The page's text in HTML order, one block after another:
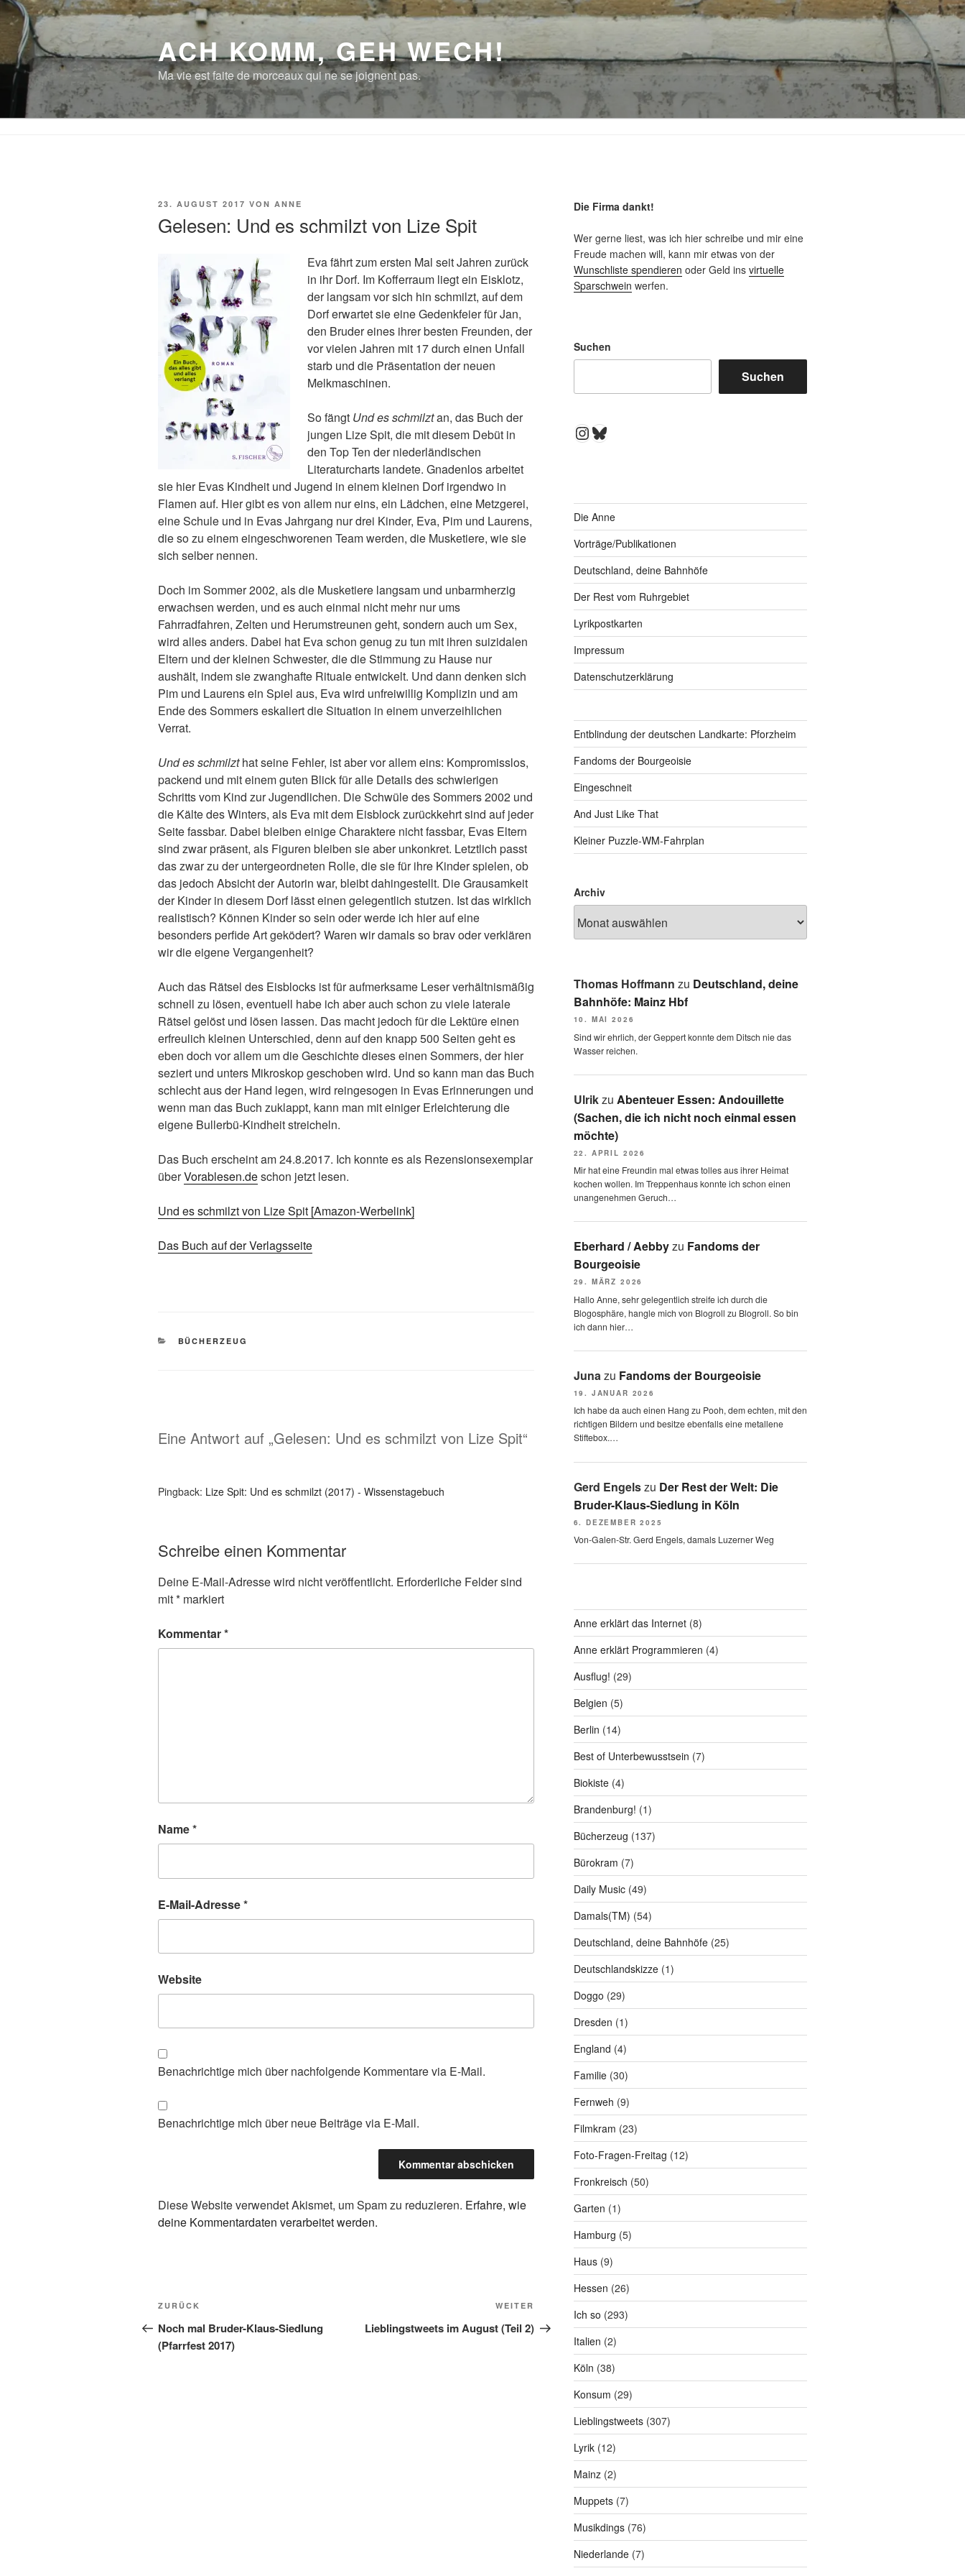
Zum
Inhalt
springen
ACH KOMM, GEH WECH!
Ma vie est faite de morceaux qui ne se joignent pas.
VERÖFFENTLICHT
23. AUGUST 2017 VON ANNE
Gelesen: Und es schmilzt von Lize Spit
Eva fährt zum ersten Mal seit Jahren zurück
in ihr Dorf. Im Kofferraum liegt ein Eisklotz,
der langsam vor sich hin schmilzt, auf dem
Dorf erwartet sie eine Gedenkfeier für Jan,
den Bruder eines ihrer besten Freunden, der
vor vielen Jahren mit 17 durch einen Unfall
starb und die Präsentation der neuen
Melkmaschinen.
So fängt Und es schmilztan, das Buch der
jungen Lize Spit, die mit diesem Debüt in
den Top Ten der niederländischen
Literaturcharts landete. Gnadenlos arbeitet
sie hier Evas Kindheit und Jugend in einem kleinen Dorf irgendwo in
Flamen auf. Hier gibt es von allem nur eins, ein Lädchen, eine Metzgerei,
eine Schule und in Evas Jahrgang nur drei Kinder, Eva, Pim und Laurens,
die so zu einem eingeschworenen Team werden, die Musketiere, wie sie
sich selber nennen.
Doch im Sommer 2002, als die Musketiere langsam und unbarmherzig
erwachsen werden, und es auch einmal nicht mehr nur ums
Fahrradfahren, Zelten und Herumstreunen geht, sondern auch um Sex,
wird alles anders. Dabei hat Eva schon genug zu tun mit ihren suizidalen
Eltern und der kleinen Schwester, die die Stimmung zu Hause nur
aushält, indem sie zwanghafte Rituale entwickelt. Und dann denken sich
Pim und Laurens ein Spiel aus, Eva wird unfreiwillig Komplizin und am
Ende des Sommers eskaliert die Situation in einem unverzeihlichen
Verrat.
Und es schmilzthat seine Fehler, ist aber vor allem eins: Kompromisslos,
packend und mit einem guten Blick für alle Details des schwierigen
Schritts vom Kind zur Jugendlichen. Die Schwüle des Sommers 2002 und
die Kälte des Winters, als Eva mit dem Eisblock zurückkehrt sind auf jeder
Seite fassbar. Dabei bleiben einige Charaktere nicht fassbar, Evas Eltern
sind zwar präsent, als Figuren bleiben sie aber unkonkret. Letztlich passt
das zwar zu der untergeordneten Rolle, die sie für ihre Kinder spielen, ob
das jedoch Absicht der Autorin war, bleibt dahingestellt. Die Grausamkeit
der Kinder in diesem Dorf lässt einen gelegentlich stutzen. Ist das wirklich
realistisch? Können Kinder so sein oder werde ich hier auf eine
besonders perfide Art geködert? Waren wir damals so brav oder verklären
wir die eigene Vergangenheit?
Auch das Rätsel des Eisblocks ist für aufmerksame Leser verhältnismäßig
schnell zu lösen, eventuell habe ich aber auch schon zu viele laterale
Rätsel gelöst und lösen lassen. Das macht jedoch für die Lektüre einen
erfreulich kleinen Unterschied, denn auf den knapp 500 Seiten geht es
eben doch vor allem um die Geschichte dieses einen Sommers, der hier
seziert und unters Mikroskop geschoben wird. Und so kann man das Buch
schlecht aus der Hand legen, wird reingesogen in Evas Erinnerungen und
wenn man das Buch zuklappt, kann man mit einiger Erleichterung die
eigene Bullerbü-Kindheit streicheln.
Das Buch erscheint am 24.8.2017. Ich konnte es als Rezensionsexemplar
überVorablesen.deschon jetzt lesen.
Und es schmilzt von Lize Spit [Amazon-Werbelink]
Das Buch auf der Verlagsseite
KATEGORIEN
BÜCHERZEUG
Eine Antwort auf „Gelesen: Und es schmilzt von Lize Spit“
Pingback: Lize Spit: Und es schmilzt (2017) - Wissenstagebuch
Schreibe einen Kommentar
Deine E-Mail-Adresse wird nicht veröffentlicht. Erforderliche Felder sind
mit* markiert
Kommentar*
Name*
E-Mail-Adresse*
Website
Benachrichtige mich über nachfolgende Kommentare via E-Mail.
Benachrichtige mich über neue Beiträge via E-Mail.
Diese Website verwendet Akismet, um Spam zu reduzieren. Erfahre, wie
deine Kommentardaten verarbeitet werden.
Beitragsnavigation
Vorheriger
Beitrag
ZURÜCK
Noch mal Bruder-Klaus-Siedlung
(Pfarrfest 2017)
Nächster
Beitrag
WEITER
Lieblingstweets im August (Teil 2)
Die Firma dankt!
Wer gerne liest, was ich hier schreibe und mir eine
Freude machen will, kann mir etwas von der
Wunschliste spendieren oder Geld ins virtuelle
Sparschwein werfen.
Suchen
Suchen
Instagram
Bluesky
Die Anne
Vorträge/Publikationen
Deutschland, deine Bahnhöfe
Der Rest vom Ruhrgebiet
Lyrikpostkarten
Impressum
Datenschutzerklärung
Entblindung der deutschen Landkarte: Pforzheim
Fandoms der Bourgeoisie
Eingeschneit
And Just Like That
Kleiner Puzzle-WM-Fahrplan
Archiv
Thomas Hoffmann zu Deutschland, deine
Bahnhöfe: Mainz Hbf
10. MAI 2026
Sind wir ehrlich, der Geppert konnte dem Ditsch nie das
Wasser reichen.
Ulrikzu Abenteuer Essen: Andouillette
(Sachen, die ich nicht noch einmal essen
möchte)
22. APRIL 2026
Mir hat eine Freundin mal etwas tolles aus ihrer Heimat
kochen wollen. Im Treppenhaus konnte ich schon einen
unangenehmen Geruch…
Eberhard / Aebbyzu Fandoms der
Bourgeoisie
29. MÄRZ 2026
Hallo Anne, sehr gelegentlich streife ich durch die
Blogosphäre, hangle mich von Blogroll zu Blogroll. So bin
ich dann hier…
Junazu Fandoms der Bourgeoisie
19. JANUAR 2026
Ich habe da auch einen Hang zu Pooh, dem echten, mit den
richtigen Bildern und besitze ebenfalls eine metallene
Stiftebox.…
Gerd Engelszu Der Rest der Welt: Die
Bruder-Klaus-Siedlung in Köln
6. DEZEMBER 2025
Von-Galen-Str. Gerd Engels, damals Luzerner Weg
Anne erklärt das Internet(8)
Anne erklärt Programmieren (4)
Ausflug! (29)
Belgien (5)
Berlin (14)
Best of Unterbewusstsein (7)
Biokiste(4)
Brandenburg! (1)
Bücherzeug (137)
Bürokram (7)
Daily Music(49)
Damals(TM) (54)
Deutschland, deine Bahnhöfe(25)
Deutschlandskizze(1)
Doggo (29)
Dresden (1)
England (4)
Familie(30)
Fernweh (9)
Filmkram (23)
Foto-Fragen-Freitag (12)
Fronkreisch (50)
Garten (1)
Hamburg (5)
Haus(9)
Hessen (26)
Ich so (293)
Italien (2)
Köln (38)
Konsum (29)
Lieblingstweets(307)
Lyrik(12)
Mainz(2)
Muppets(7)
Musikdings(76)
Niederlande(7)